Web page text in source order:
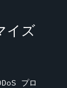
イズ
プロ